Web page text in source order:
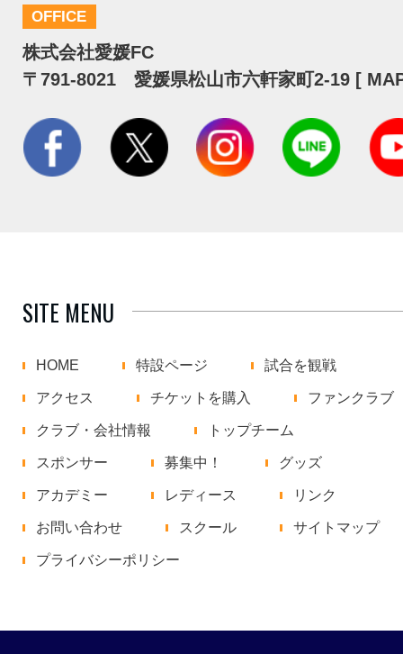
OFFICE
株式会社愛媛FC
〒791-8021 愛媛県松山市六軒家町2-19 [
SITE MENU
HOME 特設ページ 試合を観戦
アクセス チケットを購入 ファンクラブ
クラブ・会社情報 トップチーム
スポンサー 募集中！ グッズ
アカデミー レディース リンク
お問い合わせ スクール サイトマップ
プライバシーポリシー